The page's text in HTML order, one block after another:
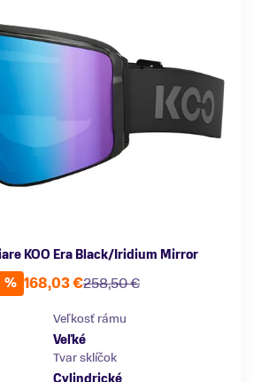
KOO Era Black/Iridium Mirror
%
258,50 €
168,03 €
Veľkosť rámu
Veľké
Tvar sklíčok
Cylindrické